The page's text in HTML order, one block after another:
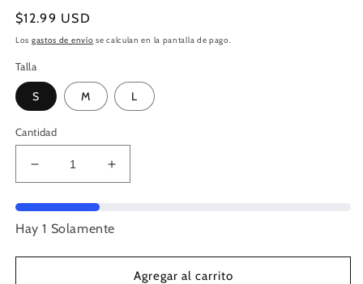
Precio
habitual
$12.99 USD
Los gastos de envío se calculan en la pantalla de pago.
Talla
S M L
Cantidad
Reducir
cantidad
para
SLEEVEELSS
TOP
(KNIT)
Aumentar
cantidad
(KNIT)
WHITE
Hay 1 Solamente
Agregar al carrito